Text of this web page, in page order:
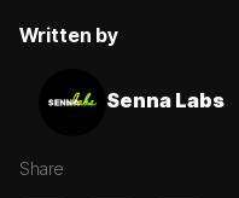
Written by
Senna Labs
Share